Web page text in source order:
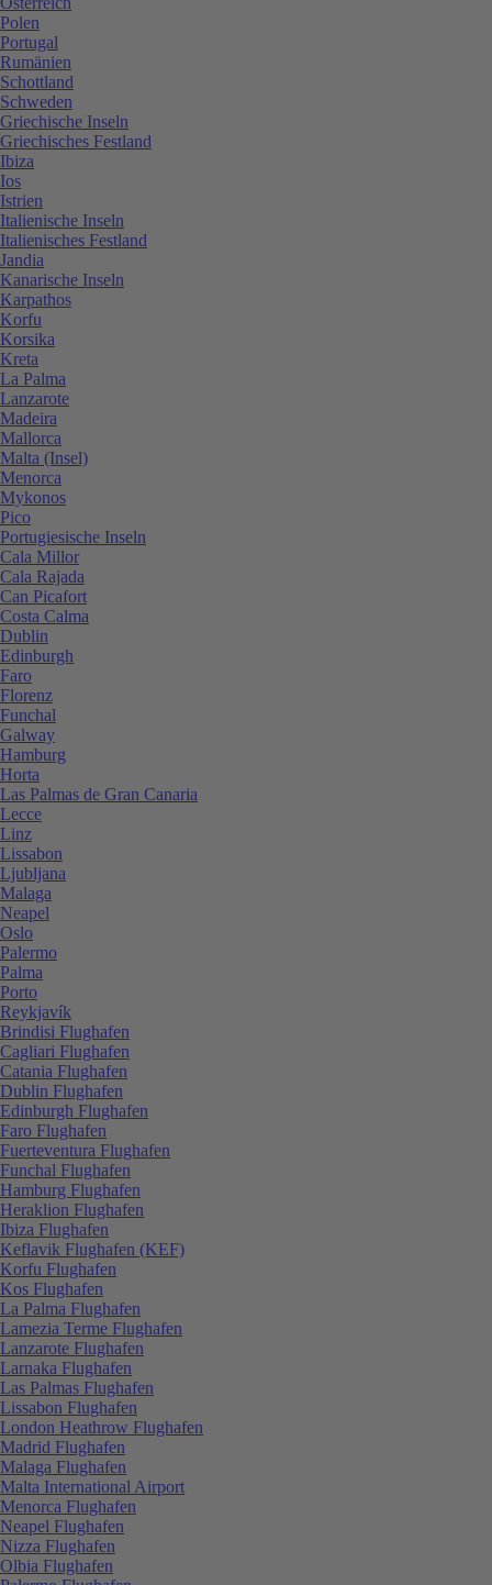
Polen
Portugal
Rumänien
Schottland
Schweden
Griechische Inseln
Griechisches Festland
Ibiza
Ios
Istrien
Italienische Inseln
Italienisches Festland
Jandia
Kanarische Inseln
Karpathos
Korfu
Korsika
Kreta
La Palma
Lanzarote
Madeira
Mallorca
Malta (Insel)
Menorca
Mykonos
Pico
Portugiesische Inseln
Cala Millor
Cala Rajada
Can Picafort
Costa Calma
Dublin
Edinburgh
Faro
Florenz
Funchal
Galway
Hamburg
Horta
Las Palmas de Gran Canaria
Lecce
Linz
Lissabon
Ljubljana
Malaga
Neapel
Oslo
Palermo
Palma
Porto
Reykjavík
Brindisi Flughafen
Cagliari Flughafen
Catania Flughafen
Dublin Flughafen
Edinburgh Flughafen
Faro Flughafen
Fuerteventura Flughafen
Funchal Flughafen
Hamburg Flughafen
Heraklion Flughafen
Ibiza Flughafen
Keflavik Flughafen (KEF)
Korfu Flughafen
Kos Flughafen
La Palma Flughafen
Lamezia Terme Flughafen
Lanzarote Flughafen
Larnaka Flughafen
Las Palmas Flughafen
Lissabon Flughafen
London Heathrow Flughafen
Madrid Flughafen
Malaga Flughafen
Malta International Airport
Menorca Flughafen
Neapel Flughafen
Nizza Flughafen
Olbia Flughafen